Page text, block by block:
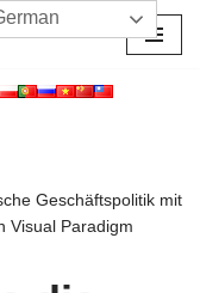
Geschäftspolitik mit
Visual Paradigm